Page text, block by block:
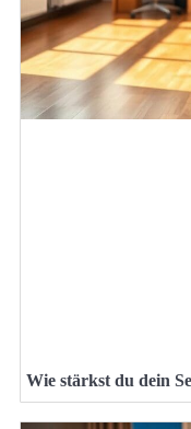
Wie stärkst du dein